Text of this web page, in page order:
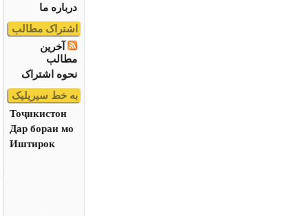
درباره ما
اشتراک مطالب
آخرین
مطالب
نحوه اشتراک
به خط سیریلیک
Тоҷикистон
Дар бораи мо
Иштирок